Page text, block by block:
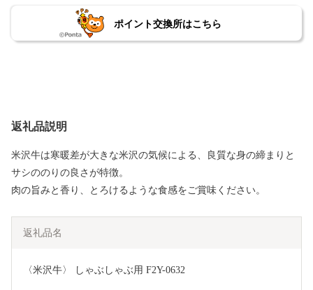
ポイント交換所はこちら
返礼品説明
米沢牛は寒暖差が大きな米沢の気候による、良質な身の締まりと
サシののりの良さが特徴。
肉の旨みと香り、とろけるような食感をご賞味ください。
返礼品名
〈米沢牛〉 しゃぶしゃぶ用 F2Y-0632